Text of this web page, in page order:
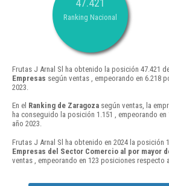
47.421
Ranking Nacional
Frutas J Arnal Sl ha obtenido la posición 47.421
Empresas según ventas , empeorando en 6.218
2023.
En el Ranking de Zaragoza según ventas, la
ha conseguido la posición 1.151 , empeorando
año 2023.
Frutas J Arnal Sl ha obtenido en 2024 la posición
Empresas del Sector Comercio al por mayor
ventas , empeorando en 123 posiciones respecto